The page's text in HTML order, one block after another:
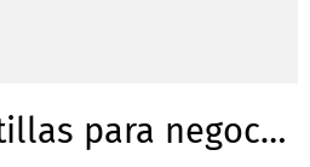
Letreros-Plantillas para negocios